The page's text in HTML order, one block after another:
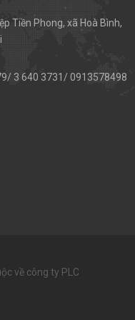
Tiền Phong, xã Hoà Bình,
3 640 3731/ 0913578498
về công ty PLC